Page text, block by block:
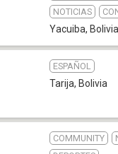
NOTICIAS
Yacuiba, Bolivia
ESPAÑOL
Tarija, Bolivia
COMMUNITY